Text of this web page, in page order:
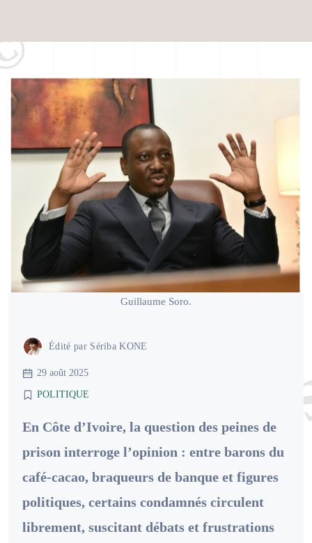
Guillaume Soro.
Édité par Sériba KONE
29 août 2025
POLITIQUE
En Côte d’Ivoire, la question des peines de
prison interroge l’opinion : entre barons du
café-cacao, braqueurs de banque et figures
politiques, certains condamnés circulent
librement, suscitant débats et frustrations